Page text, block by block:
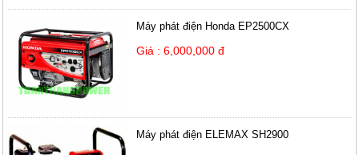
Máy phát điện Honda EP2500CX
Giá : 6,000,000 đ
Máy phát điện ELEMAX SH2900